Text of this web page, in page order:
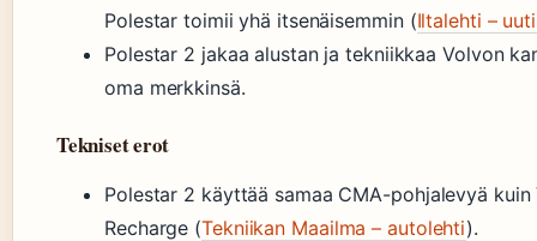
Polestar toimii yhä itsenäisemmin (Iltalehti –
Polestar 2 jakaa alustan ja tekniikkaa Volvon
oma merkkinsä.
Tekniset erot
Polestar 2 käyttää samaa CMA-pohjalevyä
Recharge (Tekniikan Maailma – autolehti).